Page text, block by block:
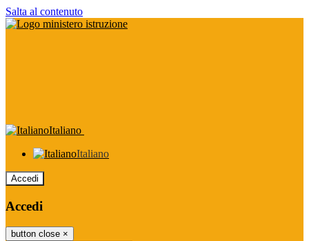
Salta al contenuto
Italiano
Italiano
Accedi
Accedi
button close ×